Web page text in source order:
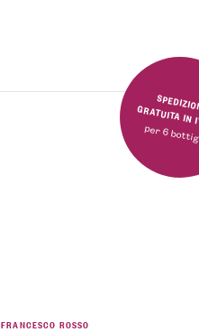
SPEDIZIONE
per 6
FRANCESCO ROSSO